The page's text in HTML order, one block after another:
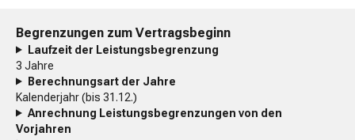
Begrenzungen zum Vertragsbeginn
Laufzeit der Leistungsbegrenzung
3 Jahre
Berechnungsart der Jahre
Kalenderjahr (bis 31.12.)
Anrechnung Leistungsbegrenzungen von den
Vorjahren